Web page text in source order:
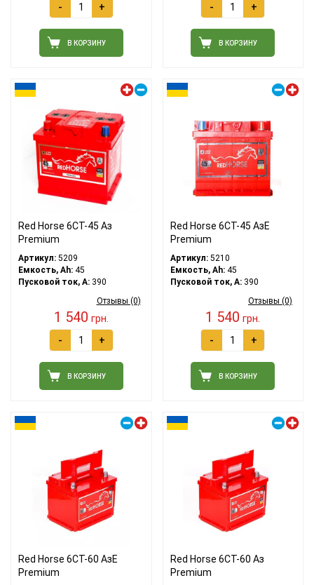
- +
В КОРЗИНУ
- +
В КОРЗИНУ
Red Horse 6СТ-45 Аз
Premium
Артикул: 5209
Емкость, Ah: 45
Пусковой ток, A: 390
Отзывы (0)
1 540 грн.
- +
В КОРЗИНУ
Red Horse 6СТ-45 АзЕ
Premium
Артикул:5210
Емкость, Ah:45
Пусковой ток, A:390
Отзывы (0)
1 540 грн.
- +
В КОРЗИНУ
Red Horse 6СТ-60 АзЕ
Premium
Red Horse 6СТ-60 Аз
Premium